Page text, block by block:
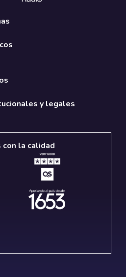
y legales
la calidad